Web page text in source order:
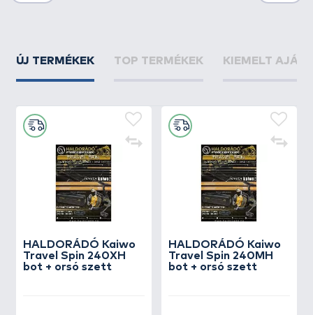
ÚJ TERMÉKEK TOP TERMÉKEK KIEMELT
HALDORÁDÓ Kaiwo
Travel Spin 240XH
bot + orsó szett
HALDORÁDÓ Kaiwo
Travel Spin 240MH
bot + orsó szett